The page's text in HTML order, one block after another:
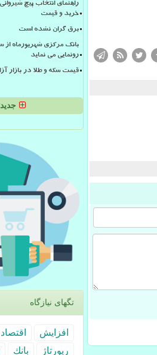
راهنمای انتخاب پیچ
خرید و قیمت
برق گران نشده است
بانک مرکزی شهریورماه از
رونمایی می نماید
قیمت سکه و طلا در بازار آزاد در ۱۲
تگهای نیازگاه
افزایش اقتصاد
رپورتاژ
بانك